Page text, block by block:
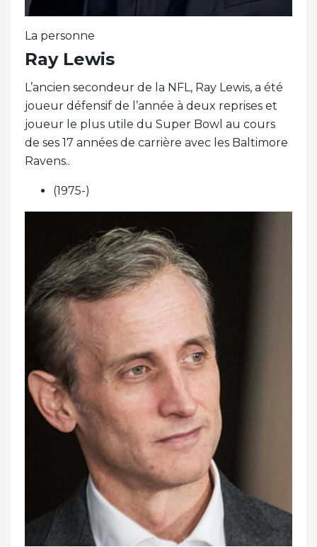
La personne
Ray Lewis
L’ancien secondeur de la NFL, Ray Lewis, a été
joueur défensif de l’année à deux reprises et
joueur le plus utile du Super Bowl au cours
de ses 17 années de carrière avec les Baltimore
Ravens..
(1975-)